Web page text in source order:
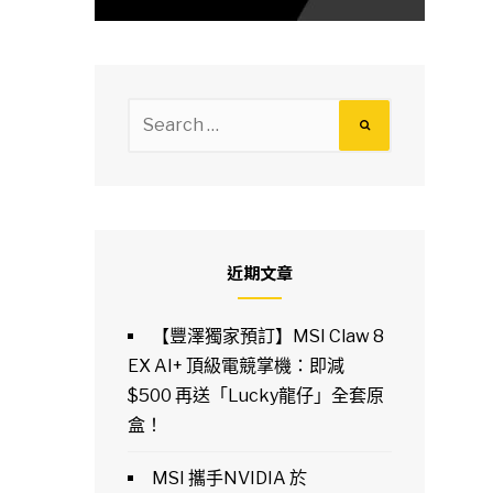
近期文章
【豐澤獨家預訂】MSI Claw 8
EX AI+ 頂級電競掌機：即減
$500 再送「Lucky龍仔」全套原
盒！
MSI 攜手NVIDIA 於